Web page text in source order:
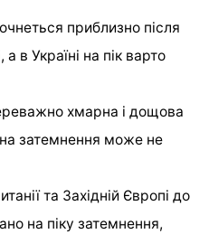
приблизно після
в Україні на пік варто
хмарна і дощова
затемнення може не
та Західній Європі до
на піку затемнення,